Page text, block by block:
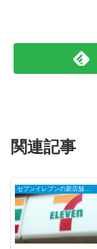
関連記事